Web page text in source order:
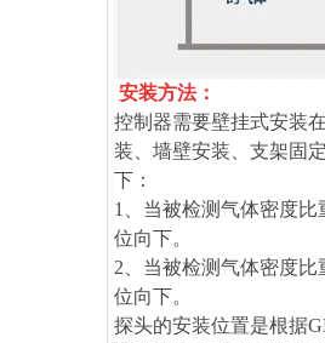
安装方法：
控制器需要壁挂式安装
装、墙壁安装、支架固
下：
1、当被检测气体密度
位向下。
2、当被检测气体密度
位向下。
探头的安装位置是根据